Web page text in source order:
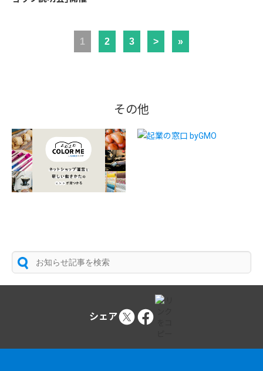
1 2 3 > »
その他
シェア